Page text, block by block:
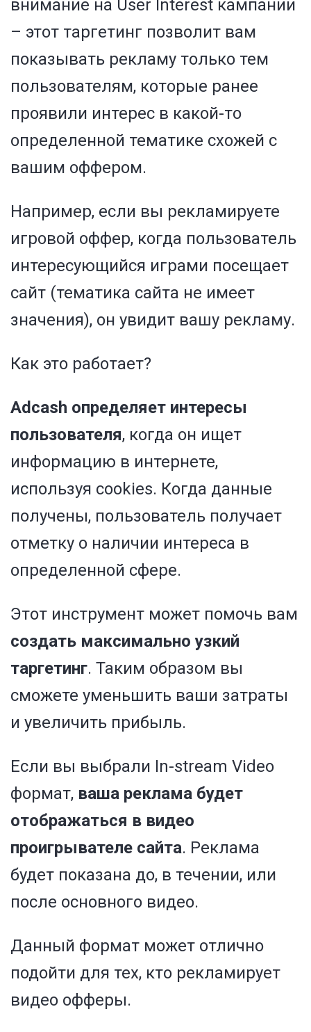
внимание на User Interest кампании
– этот таргетинг позволит вам
показывать рекламу только тем
пользователям, которые ранее
проявили интерес в какой-то
определенной тематике схожей с
вашим оффером.
Например, если вы рекламируете
игровой оффер, когда пользователь
интересующийся играми посещает
сайт (тематика сайта не имеет
значения), он увидит вашу рекламу.
Как это работает?
Adcash определяет интересы
пользователя, когда он ищет
информацию в интернете,
используя cookies. Когда данные
получены, пользователь получает
отметку о наличии интереса в
определенной сфере.
Этот инструмент может помочь вам
создать максимально узкий
таргетинг. Таким образом вы
сможете уменьшить ваши затраты
и увеличить прибыль.
Если вы выбрали In-stream Video
формат, ваша реклама будет
отображаться в видео
проигрывателе сайта. Реклама
будет показана до, в течении, или
после основного видео.
Данный формат может отлично
подойти для тех, кто рекламирует
видео офферы.